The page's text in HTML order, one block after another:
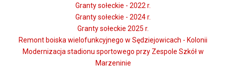
Granty sołeckie - 2022 r.
Granty sołeckie - 2024 r.
Granty sołeckie 2025 r.
Remont boiska wielofunkcyjnego w Sędziejowicach - Kolonii
Modernizacja stadionu sportowego przy Zespole Szkół w
Marzeninie